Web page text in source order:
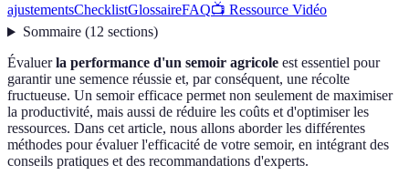
ajustementsChecklistGlossaireFAQ📺 Ressource Vidéo
Sommaire(12 sections)
Évaluerla performance d'un semoir agricole est essentiel pour
garantir une semence réussie et, par conséquent, une récolte
fructueuse. Un semoir efficace permet non seulement de maximiser
la productivité, mais aussi de réduire les coûts et d'optimiser les
ressources. Dans cet article, nous allons aborder les différentes
méthodes pour évaluer l'efficacité de votre semoir, en intégrant des
conseils pratiques et des recommandations d'experts.